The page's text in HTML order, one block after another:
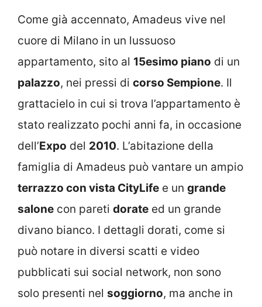
Come già accennato, Amadeus vive nel
cuore di Milano in un lussuoso
appartamento, sito al 15esimo piano di un
palazzo, nei pressi di corso Sempione. Il
grattacielo in cui si trova l’appartamento è
stato realizzato pochi anni fa, in occasione
dell’Expo del 2010. L’abitazione della
famiglia di Amadeus può vantare un ampio
terrazzo con vista CityLife e un grande
salone con pareti dorate ed un grande
divano bianco. I dettagli dorati, come si
può notare in diversi scatti e video
pubblicati sui social network, non sono
solo presenti nel soggiorno, ma anche in